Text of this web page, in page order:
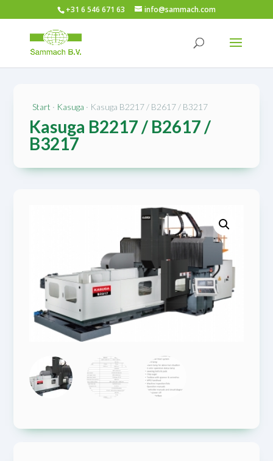
+31 6 546 671 63 info@sammach.com
Start · Kasuga · Kasuga B2217 / B2617 / B3217
Kasuga B2217 / B2617 /
B3217